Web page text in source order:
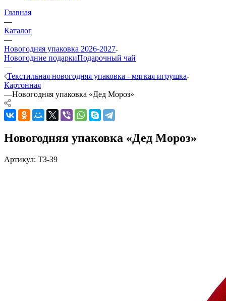
Главная
—
Каталог
—
Новогодняя упаковка 2026-2027
Новогодние подаркиПодарочный чай
—
Текстильная новогодняя упаковка - мягкая игрушка
Картонная
—Новогодняя упаковка «Дед Мороз»
Новогодняя упаковка «Дед Мороз»
Артикул: ТЗ-39